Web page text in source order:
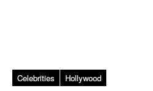
Celebrities Hollywood